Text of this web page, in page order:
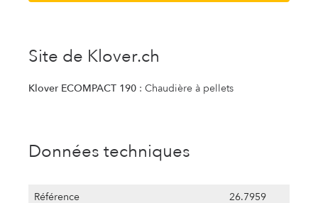
Site de Klover.ch
Klover ECOMPACT 190 : Chaudière à pellets
Données techniques
Référence
26.7959